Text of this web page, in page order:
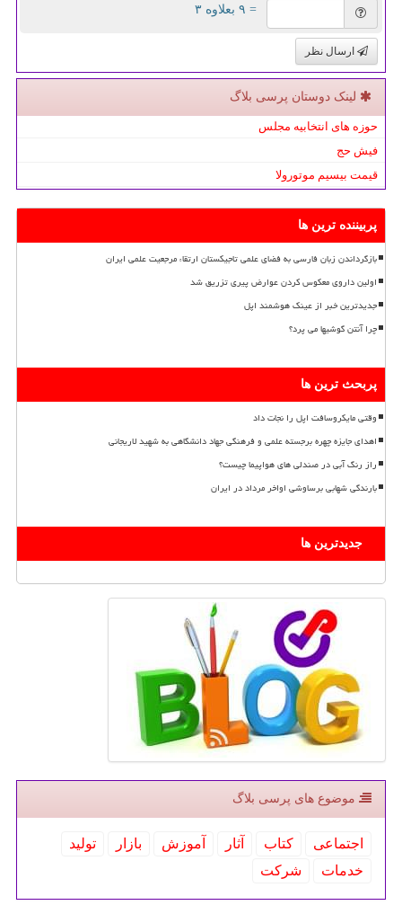
= ۹ بعلاوه ۳
ارسال نظر
لینک دوستان پرسی بلاگ
حوزه های انتخابیه مجلس
فیش حج
قیمت بیسیم موتورولا
پربیننده ترین ها
بازگرداندن زبان فارسی به فضای علمی تاجیکستان ارتقاء مرجعیت علمی ایران
اولین داروی معکوس کردن عوارض پیری تزریق شد
جدیدترین خبر از عینک هوشمند اپل
چرا آنتن گوشیها می پرد؟
پربحث ترین ها
وقتی مایکروسافت اپل را نجات داد
اهدای جایزه چهره برجسته علمی و فرهنگی جهاد دانشگاهی به شهید لاریجانی
راز رنگ آبی در صندلی های هواپیما چیست؟
بارندگی شهابی برساوشی اواخر مرداد در ایران
جدیدترین ها
موضوع های پرسی بلاگ
اجتماعی كتاب آثار آموزش بازار
تولید
خدمات
شركت